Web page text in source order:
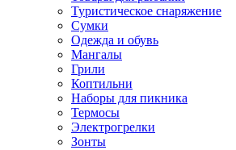
Туристическое снаряжение
Сумки
Одежда и обувь
Мангалы
Грили
Коптильни
Наборы для пикника
Термосы
Электрогрелки
Зонты